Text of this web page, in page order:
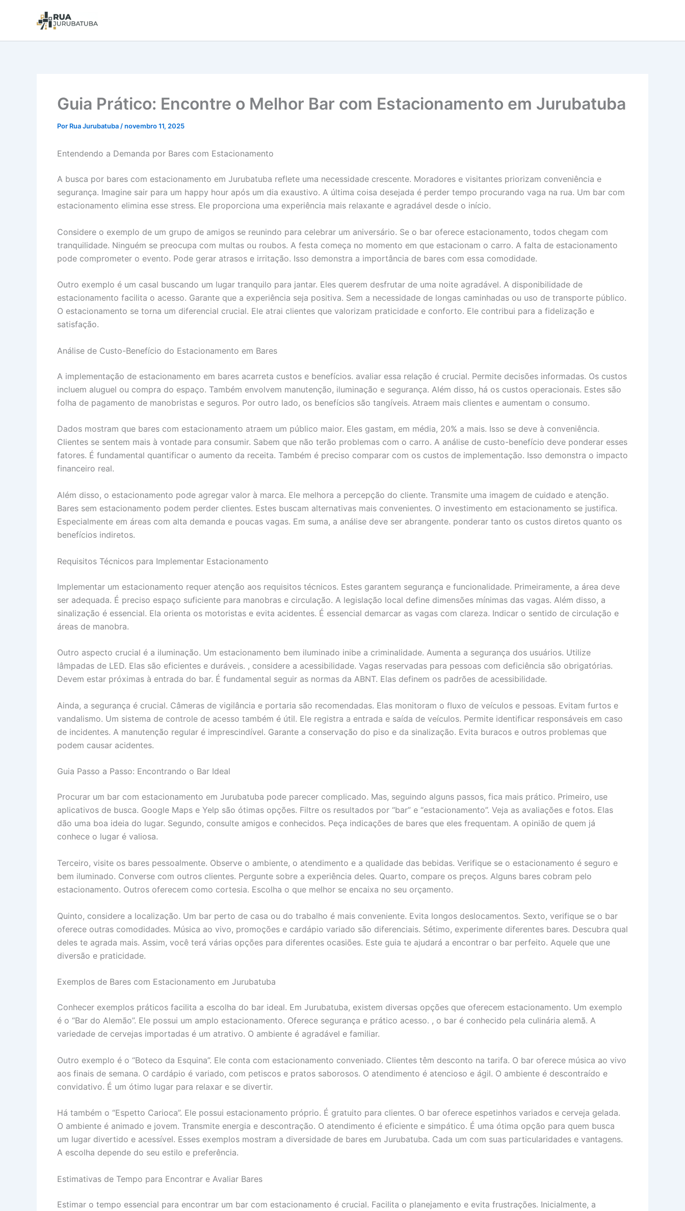
Guia Prático: Encontre o Melhor Bar com Estacionamento em Jurubatuba
Por Rua Jurubatuba /novembro 11, 2025
Entendendo a Demanda por Bares com Estacionamento
A busca por bares com estacionamento em Jurubatuba reflete uma necessidade crescente. Moradores e visitantes priorizam conveniência e
segurança. Imagine sair para um happy hour após um dia exaustivo. A última coisa desejada é perder tempo procurando vaga na rua. Um bar com
estacionamento elimina esse stress. Ele proporciona uma experiência mais relaxante e agradável desde o início.
Considere o exemplo de um grupo de amigos se reunindo para celebrar um aniversário. Se o bar oferece estacionamento, todos chegam com
tranquilidade. Ninguém se preocupa com multas ou roubos. A festa começa no momento em que estacionam o carro. A falta de estacionamento
pode comprometer o evento. Pode gerar atrasos e irritação. Isso demonstra a importância de bares com essa comodidade.
Outro exemplo é um casal buscando um lugar tranquilo para jantar. Eles querem desfrutar de uma noite agradável. A disponibilidade de
estacionamento facilita o acesso. Garante que a experiência seja positiva. Sem a necessidade de longas caminhadas ou uso de transporte público.
O estacionamento se torna um diferencial crucial. Ele atrai clientes que valorizam praticidade e conforto. Ele contribui para a fidelização e
satisfação.
Análise de Custo-Benefício do Estacionamento em Bares
A implementação de estacionamento em bares acarreta custos e benefícios. avaliar essa relação é crucial. Permite decisões informadas. Os custos
incluem aluguel ou compra do espaço. Também envolvem manutenção, iluminação e segurança. Além disso, há os custos operacionais. Estes são
folha de pagamento de manobristas e seguros. Por outro lado, os benefícios são tangíveis. Atraem mais clientes e aumentam o consumo.
Dados mostram que bares com estacionamento atraem um público maior. Eles gastam, em média, 20% a mais. Isso se deve à conveniência.
Clientes se sentem mais à vontade para consumir. Sabem que não terão problemas com o carro. A análise de custo-benefício deve ponderar esses
fatores. É fundamental quantificar o aumento da receita. Também é preciso comparar com os custos de implementação. Isso demonstra o impacto
financeiro real.
Além disso, o estacionamento pode agregar valor à marca. Ele melhora a percepção do cliente. Transmite uma imagem de cuidado e atenção.
Bares sem estacionamento podem perder clientes. Estes buscam alternativas mais convenientes. O investimento em estacionamento se justifica.
Especialmente em áreas com alta demanda e poucas vagas. Em suma, a análise deve ser abrangente. ponderar tanto os custos diretos quanto os
benefícios indiretos.
Requisitos Técnicos para Implementar Estacionamento
Implementar um estacionamento requer atenção aos requisitos técnicos. Estes garantem segurança e funcionalidade. Primeiramente, a área deve
ser adequada. É preciso espaço suficiente para manobras e circulação. A legislação local define dimensões mínimas das vagas. Além disso, a
sinalização é essencial. Ela orienta os motoristas e evita acidentes. É essencial demarcar as vagas com clareza. Indicar o sentido de circulação e
áreas de manobra.
Outro aspecto crucial é a iluminação. Um estacionamento bem iluminado inibe a criminalidade. Aumenta a segurança dos usuários. Utilize
lâmpadas de LED. Elas são eficientes e duráveis. , considere a acessibilidade. Vagas reservadas para pessoas com deficiência são obrigatórias.
Devem estar próximas à entrada do bar. É fundamental seguir as normas da ABNT. Elas definem os padrões de acessibilidade.
Ainda, a segurança é crucial. Câmeras de vigilância e portaria são recomendadas. Elas monitoram o fluxo de veículos e pessoas. Evitam furtos e
vandalismo. Um sistema de controle de acesso também é útil. Ele registra a entrada e saída de veículos. Permite identificar responsáveis em caso
de incidentes. A manutenção regular é imprescindível. Garante a conservação do piso e da sinalização. Evita buracos e outros problemas que
podem causar acidentes.
Guia Passo a Passo: Encontrando o Bar Ideal
Procurar um bar com estacionamento em Jurubatuba pode parecer complicado. Mas, seguindo alguns passos, fica mais prático. Primeiro, use
aplicativos de busca. Google Maps e Yelp são ótimas opções. Filtre os resultados por “bar” e “estacionamento”. Veja as avaliações e fotos. Elas
dão uma boa ideia do lugar. Segundo, consulte amigos e conhecidos. Peça indicações de bares que eles frequentam. A opinião de quem já
conhece o lugar é valiosa.
Terceiro, visite os bares pessoalmente. Observe o ambiente, o atendimento e a qualidade das bebidas. Verifique se o estacionamento é seguro e
bem iluminado. Converse com outros clientes. Pergunte sobre a experiência deles. Quarto, compare os preços. Alguns bares cobram pelo
estacionamento. Outros oferecem como cortesia. Escolha o que melhor se encaixa no seu orçamento.
Quinto, considere a localização. Um bar perto de casa ou do trabalho é mais conveniente. Evita longos deslocamentos. Sexto, verifique se o bar
oferece outras comodidades. Música ao vivo, promoções e cardápio variado são diferenciais. Sétimo, experimente diferentes bares. Descubra qual
deles te agrada mais. Assim, você terá várias opções para diferentes ocasiões. Este guia te ajudará a encontrar o bar perfeito. Aquele que une
diversão e praticidade.
Exemplos de Bares com Estacionamento em Jurubatuba
Conhecer exemplos práticos facilita a escolha do bar ideal. Em Jurubatuba, existem diversas opções que oferecem estacionamento. Um exemplo
é o “Bar do Alemão”. Ele possui um amplo estacionamento. Oferece segurança e prático acesso. , o bar é conhecido pela culinária alemã. A
variedade de cervejas importadas é um atrativo. O ambiente é agradável e familiar.
Outro exemplo é o “Boteco da Esquina”. Ele conta com estacionamento conveniado. Clientes têm desconto na tarifa. O bar oferece música ao vivo
aos finais de semana. O cardápio é variado, com petiscos e pratos saborosos. O atendimento é atencioso e ágil. O ambiente é descontraído e
convidativo. É um ótimo lugar para relaxar e se divertir.
Há também o “Espetto Carioca”. Ele possui estacionamento próprio. É gratuito para clientes. O bar oferece espetinhos variados e cerveja gelada.
O ambiente é animado e jovem. Transmite energia e descontração. O atendimento é eficiente e simpático. É uma ótima opção para quem busca
um lugar divertido e acessível. Esses exemplos mostram a diversidade de bares em Jurubatuba. Cada um com suas particularidades e vantagens.
A escolha depende do seu estilo e preferência.
Estimativas de Tempo para Encontrar e Avaliar Bares
Estimar o tempo essencial para encontrar um bar com estacionamento é crucial. Facilita o planejamento e evita frustrações. Inicialmente, a